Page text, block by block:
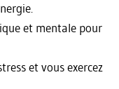
et mentale pour
et vous exercez